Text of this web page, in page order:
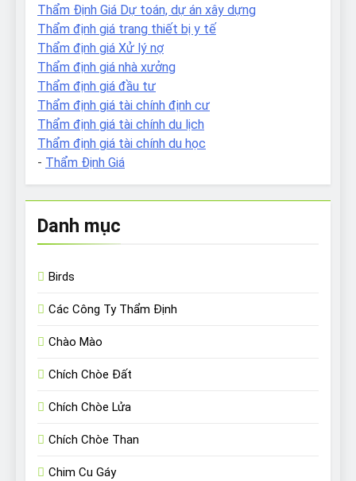
Thẩm Định Giá Dự toán, dự án xây dựng
Thẩm định giá trang thiết bị y tế
Thẩm định giá Xử lý nợ
Thẩm định giá nhà xưởng
Thẩm định giá đầu tư
Thẩm định giá tài chính định cư
Thẩm định giá tài chính du lịch
Thẩm định giá tài chính du học
- Thẩm Định Giá
Danh mục
Birds
Các Công Ty Thẩm Định
Chào Mào
Chích Chòe Đất
Chích Chòe Lửa
Chích Chòe Than
Chim Cu Gáy